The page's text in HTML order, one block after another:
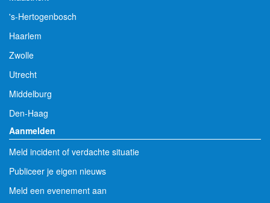
's-Hertogenbosch
Haarlem
Zwolle
Utrecht
Middelburg
Den-Haag
Aanmelden
Meld incident of verdachte situatie
Publiceer je eigen nieuws
Meld een evenement aan